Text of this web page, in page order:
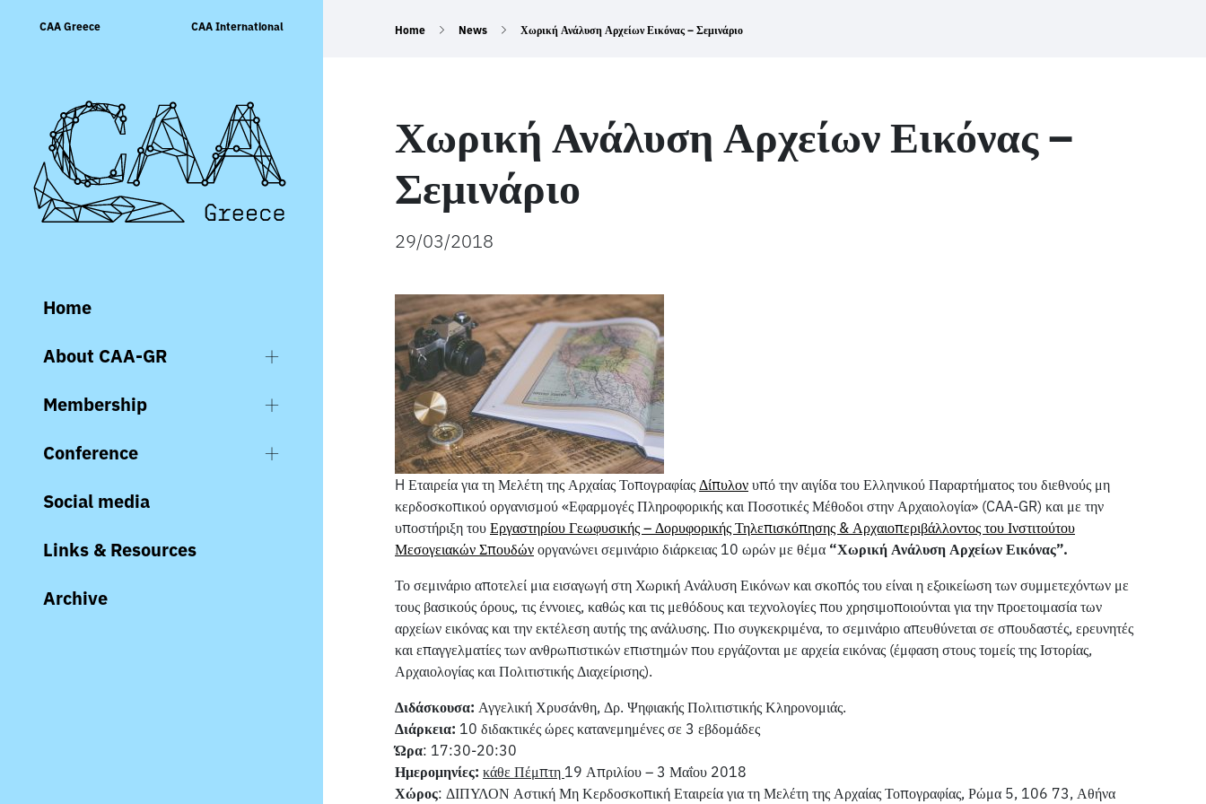
CAA Greece CAA International
Home
About CAA-GR
Membership
Conference
Social media
Links & Resources
Archive
Home News Χωρική Ανάλυση Αρχείων Εικόνας – Σεμινάριο
Χωρική Ανάλυση Αρχείων Εικόνας –
Σεμινάριο
29/03/2018
H Εταιρεία για τη Μελέτη της Αρχαίας Τοπογραφίας Δίπυλον υπό την αιγίδα του Ελληνικού Παραρτήματος του διεθνούς μη
κερδοσκοπικού οργανισμού «Εφαρμογές Πληροφορικής και Ποσοτικές Μέθοδοι στην Αρχαιολογία» (CAA-GR) και με την
υποστήριξη του Εργαστηρίου Γεωφυσικής – Δορυφορικής Τηλεπισκόπησης & Αρχαιοπεριβάλλοντος του Ινστιτούτου
Μεσογειακών Σπουδών οργανώνει σεμινάριο διάρκειας 10 ωρών με θέμα “Χωρική Ανάλυση Αρχείων Εικόνας”.
Το σεμινάριο αποτελεί μια εισαγωγή στη Χωρική Ανάλυση Εικόνων και σκοπός του είναι η εξοικείωση των συμμετεχόντων με
τους βασικούς όρους, τις έννοιες, καθώς και τις μεθόδους και τεχνολογίες που χρησιμοποιούνται για την προετοιμασία των
αρχείων εικόνας και την εκτέλεση αυτής της ανάλυσης. Πιο συγκεκριμένα, το σεμινάριο απευθύνεται σε σπουδαστές, ερευνητές
και επαγγελματίες των ανθρωπιστικών επιστημών που εργάζονται με αρχεία εικόνας (έμφαση στους τομείς της Ιστορίας,
Αρχαιολογίας και Πολιτιστικής Διαχείρισης).
Διδάσκουσα: Αγγελική Χρυσάνθη, Δρ. Ψηφιακής Πολιτιστικής Κληρονομιάς.
Διάρκεια: 10 διδακτικές ώρες κατανεμημένες σε 3 εβδομάδες
Ώρα: 17:30-20:30
Ημερομηνίες: κάθε Πέμπτη 19 Απριλίου – 3 Μαΐου 2018
Χώρος: ΔΙΠΥΛΟΝ Αστική Μη Κερδοσκοπική Εταιρεία για τη Μελέτη της Αρχαίας Τοπογραφίας, Ρώμα 5, 106 73, Αθήνα